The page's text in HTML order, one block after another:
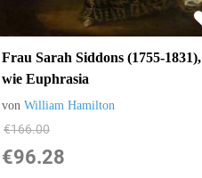
Frau Sarah Siddons (1755-1831),
wie Euphrasia
vonWilliam Hamilton
€166.00
€96.28